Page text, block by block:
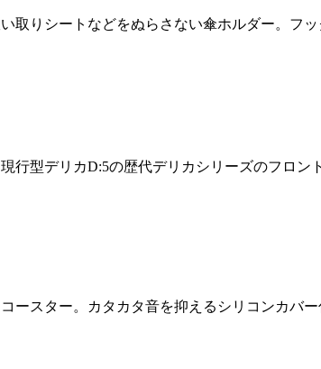
取りシートなどをぬらさない傘ホルダー。フ
行型デリカD:5の歴代デリカシリーズのフロ
ースター。カタカタ音を抑えるシリコンカバ